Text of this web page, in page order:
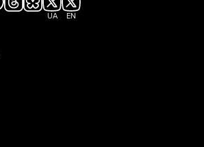
UA EN